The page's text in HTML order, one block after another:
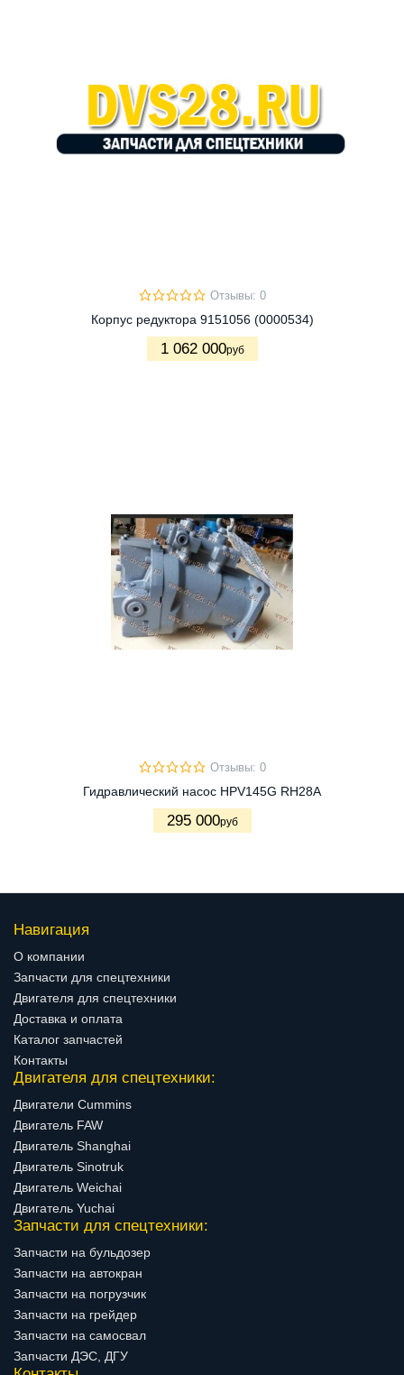
Отзывы: 0
Корпус редуктора 9151056 (0000534)
1 062 000руб
Отзывы: 0
Гидравлический насос HPV145G RH28A
295 000руб
Навигация
О компании
Запчасти для спецтехники
Двигателя для спецтехники
Доставка и оплата
Каталог запчастей
Контакты
Двигателя для спецтехники:
Двигатели Cummins
Двигатель FAW
Двигатель Shanghai
Двигатель Sinotruk
Двигатель Weichai
Двигатель Yuchai
Запчасти для спецтехники:
Запчасти на бульдозер
Запчасти на автокран
Запчасти на погрузчик
Запчасти на грейдер
Запчасти на самосвал
Запчасти ДЭС, ДГУ